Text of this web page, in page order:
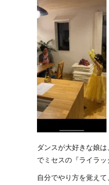
ダンスが大好きな娘
でミセスの『ライラッ
自分でやり方を覚え